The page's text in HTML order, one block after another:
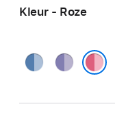
Kleur - Roze
BlauwPaars